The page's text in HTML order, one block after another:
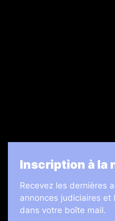
Inscription à la
Recevez les dernières
annonces judiciaires
dans votre boîte mail.